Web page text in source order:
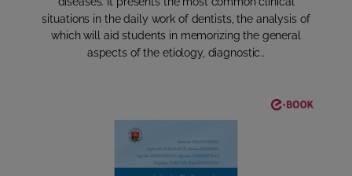
situations in the daily work of dentists, the analysis of
which will aid students in memorizing the general
aspects of the etiology, diagnostic..